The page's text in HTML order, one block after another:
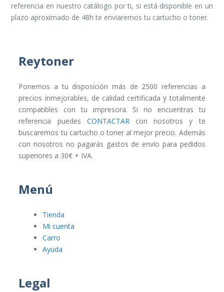
referencia en nuestro catálogo por ti, si está disponible en un
plazo aproximado de 48h te enviaremos tu cartucho o toner.
Reytoner
Ponemos a tu disposición más de 2500 referencias a
precios inmejorables, de calidad certificada y totalmente
compatibles con tu impresora. Si no encuentras tu
referencia puedes CONTACTARcon nosotros y te
buscaremos tu cartucho o toner al mejor precio. Además
con nosotros no pagarás gastos de envío para pedidos
superiores a 30€ + IVA.
Menú
Tienda
Mi cuenta
Carro
Ayuda
Legal